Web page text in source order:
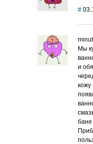
#
Мы
и
кожу